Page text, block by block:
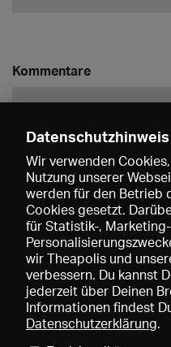
Kommentare
Datenschutzhinweis
Wir verwenden
Nutzung unserer
werden für den Betrieb
Cookies gesetzt.
für Statistik-,
wir Theapolis und
verbessern. Du kannst
jederzeit über Deinen
Informationen findest
Datenschutzerklärung.